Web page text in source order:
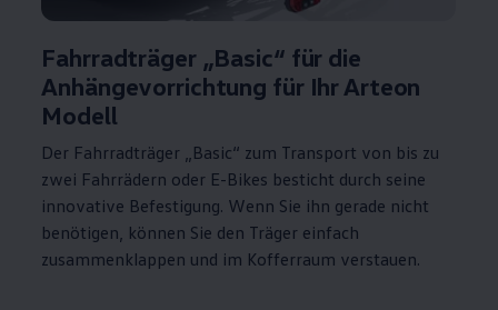
Fahrradträger „Basic“ für die
Anhängevorrichtung für IhrArteon
Modell
Der Fahrradträger „Basic“ zum Transport von bis zu
zwei Fahrrädern oder E-Bikes besticht durch seine
innovative Befestigung. Wenn Sie ihn gerade nicht
benötigen, können Sie den Träger einfach
zusammenklappen und im Kofferraum verstauen.